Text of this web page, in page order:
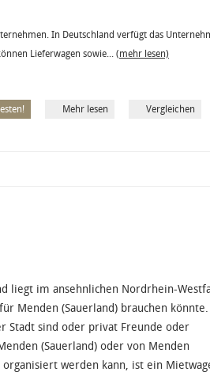
In Deutschland verfügt das
Lieferwagen sowie... (mehr lesen)
Mehr lesen Vergleichen
liegt im ansehnlichen Nordrhein-
Menden (Sauerland) brauchen könnte.
Stadt sind oder privat Freunde oder
(Sauerland) oder von Menden
werden kann, ist ein